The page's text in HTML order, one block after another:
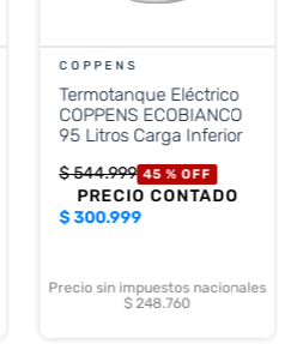
COPPENS
Termotanque Eléctrico
COPPENS ECOBIANCO
95 Litros Carga Inferior
$544.999 45 % OFF
PRECIO CONTADO
$300.999
Precio sin impuestos nacionales
$ 248.760